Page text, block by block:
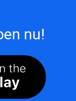
nu!